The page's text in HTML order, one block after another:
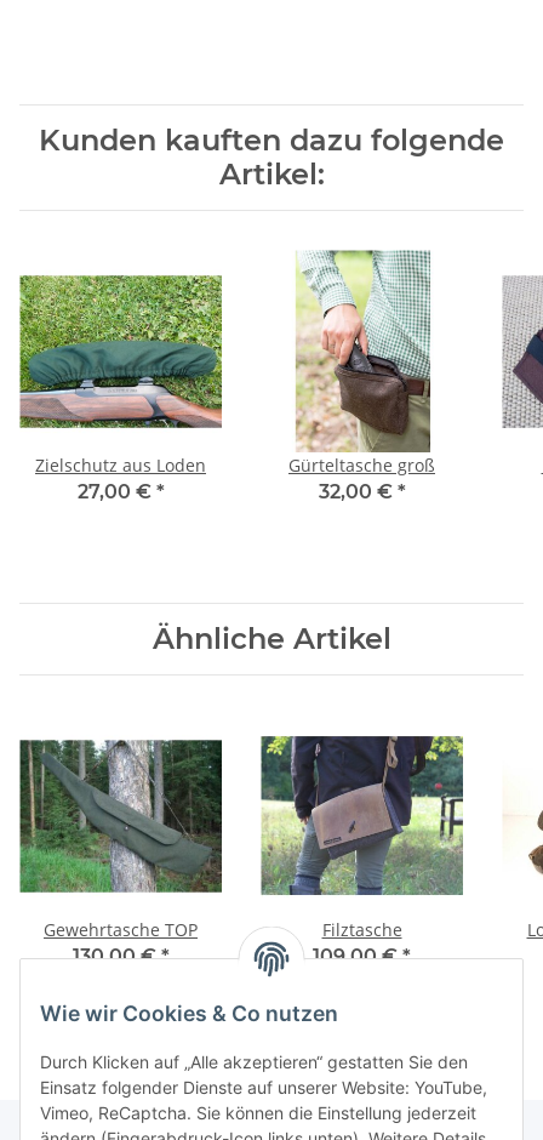
Wie wir Cookies & Co nutzen
Durch Klicken auf „Alle akzeptieren“ gestatten Sie den
Einsatz folgender Dienste auf unserer Website: YouTube,
Vimeo, ReCaptcha. Sie können die Einstellung jederzeit
Kunden kauften dazu folgende
Artikel:
Zielschutz aus Loden
27,00 € *
Gürteltasche groß
32,00 € *
Ähnliche Artikel
Gewehrtasche TOP
130,00 €*
Filztasche
109,00 €*